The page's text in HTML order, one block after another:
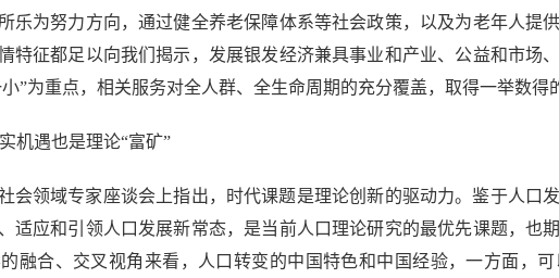
乐为努力方向，通过健全养老保障体系等社会政策，以及为老年人提
特征都足以向我们揭示，发展银发经济兼具事业和产业、公益和市场
”为重点，相关服务对全人群、全生命周期的充分覆盖，取得一举数得
遇也是理论“富矿”
领域专家座谈会上指出，时代课题是理论创新的驱动力。鉴于人口
适应和引领人口发展新常态，是当前人口理论研究的最优先课题，也
融合、交叉视角来看，人口转变的中国特色和中国经验，一方面，